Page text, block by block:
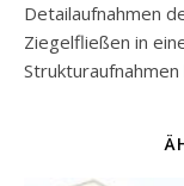
Detailaufnahmen
Ziegelfließen in